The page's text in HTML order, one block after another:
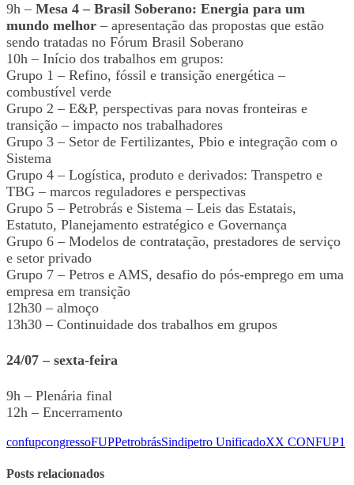
9h – Mesa 4 – Brasil Soberano: Energia para um
mundo melhor – apresentação das propostas que estão
sendo tratadas no Fórum Brasil Soberano
10h – Início dos trabalhos em grupos:
Grupo 1 – Refino, fóssil e transição energética –
combustível verde
Grupo 2 – E&P, perspectivas para novas fronteiras e
transição – impacto nos trabalhadores
Grupo 3 – Setor de Fertilizantes, Pbio e integração com o
Sistema
Grupo 4 – Logística, produto e derivados: Transpetro e
TBG – marcos reguladores e perspectivas
Grupo 5 – Petrobrás e Sistema – Leis das Estatais,
Estatuto, Planejamento estratégico e Governança
Grupo 6 – Modelos de contratação, prestadores de serviço
e setor privado
Grupo 7 – Petros e AMS, desafio do pós-emprego em uma
empresa em transição
12h30 – almoço
13h30 – Continuidade dos trabalhos em grupos
24/07 – sexta-feira
9h – Plenária final
12h – Encerramento
confupcongressoFUPPetrobrásSindipetro UnificadoXX CONFUP1
Posts relacionados